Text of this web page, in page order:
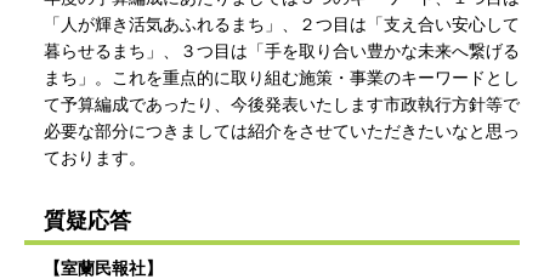
「人が輝き活気あふれるまち」、２つ目は「支え合い安心して
暮らせるまち」、３つ目は「手を取り合い豊かな未来へ繋げる
まち」。これを重点的に取り組む施策・事業のキーワードとし
て予算編成であったり、今後発表いたします市政執行方針等で
必要な部分につきましては紹介をさせていただきたいなと思っ
ております。
質疑応答
【室蘭民報社】